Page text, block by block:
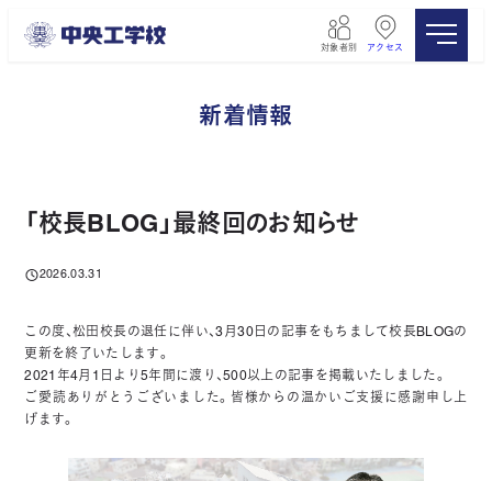
対象者別 アクセス
新着情報
「校長BLOG」最終回のお知らせ
投稿日
2026.03.31
この度、松田校長の退任に伴い、3月30日の記事をもちまして校長BLOGの
更新を終了いたします。
2021年4月1日より5年間に渡り、500以上の記事を掲載いたしました。
ご愛読ありがとうございました。皆様からの温かいご支援に感謝申し上
げます。